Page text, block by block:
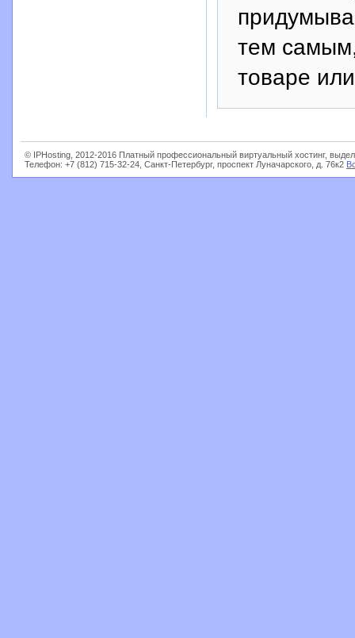
тем
товаре
© IPHosting, 2012-2016 Платный профессиональный виртуальный хостинг,
Телефон: +7 (812) 715-32-24, Санкт-Петербург, проспект Луначарского, д. 76к2